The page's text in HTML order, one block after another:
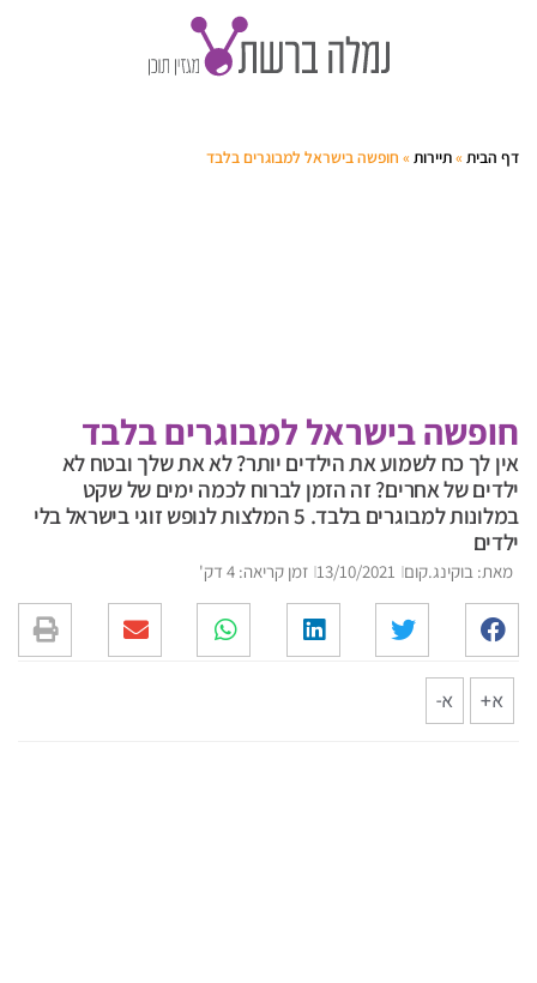
דף הבית »תיירות » חופשה בישראל למבוגרים בלבד
חופשה בישראל למבוגרים בלבד
אין לך כח לשמוע את הילדים יותר? לא את שלך ובטח לא
ילדים של אחרים? זה הזמן לברוח לכמה ימים של שקט
במלונות למבוגרים בלבד. 5 המלצות לנופש זוגי בישראל בלי
ילדים
מאת: בוקינג.קום 13/10/2021 זמן קריאה: 4 דק'